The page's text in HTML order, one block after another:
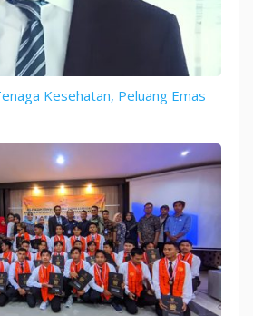
Kesehatan, Peluang Emas